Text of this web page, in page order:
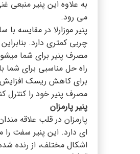
به علاوه این پنیر منبعی
می رود.
پنیر موزارلا در مقایسه با
چربی کمتری دارد.
مصرف پنیر برای شما
راه حل مناسبی برای شما
برای کاهش ریسک افزایش
مصرف پنیر خود را کنترل
پنیر پارمزان
پارمزان در قلب علاقه
ای دارد. این پنیر سفت
اشکال مختلف، از رنده